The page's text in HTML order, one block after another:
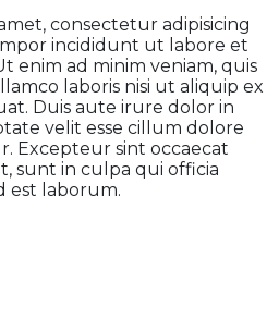
consectetur adipisicing
incididunt ut labore et
enim ad minim veniam, quis
laboris nisi ut aliquip ex
Duis aute irure dolor in
velit esse cillum dolore
Excepteur sint occaecat
sunt in culpa qui officia
est laborum.